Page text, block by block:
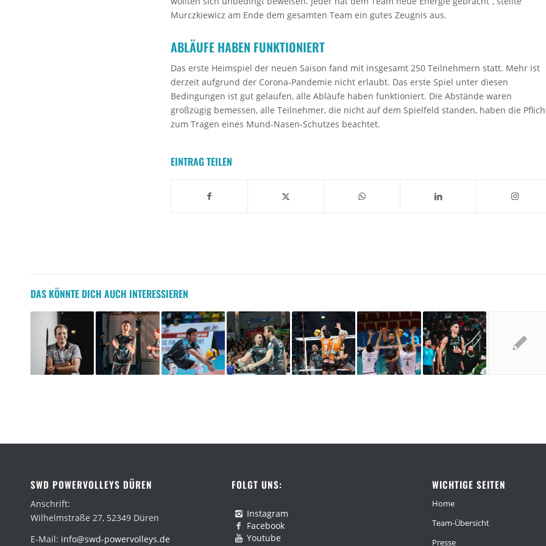
Murczkiewicz am Ende dem gesamten Team ein gutes Zeugnis aus.
ABLÄUFE HABEN FUNKTIONIERT
Das erste Heimspiel der neuen Saison fand mit insgesamt 250 Teilnehmern statt. Mehr ist
derzeit aufgrund der Corona-Pandemie nicht erlaubt. Das erste Spiel unter diesen
Bedingungen ist gut gelaufen, alle Abläufe haben funktioniert. Die Abstände waren
großzügig bemessen, alle Teilnehmer, die nicht auf dem Spielfeld standen, haben die
zum Tragen eines Mund-Nasen-Schutzes beachtet.
EINTRAG TEILEN
DAS KÖNNTE DICH AUCH INTERESSIEREN
SWD POWERVOLLEYS DÜREN
Anschrift:
Wilhelmstraße 27, 52349 Düren
E-Mail: info@swd-powervolleys.de
FOLGT UNS:
Instagram
Facebook
Youtube
WICHTIGE SEITEN
Home
Team-Übersicht
Presse